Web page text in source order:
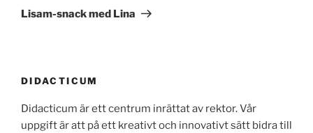
Post
Lisam-snack med Lina
DIDACTICUM
Didacticum är ett centrum inrättat av rektor. Vår
uppgift är att på ett kreativt och innovativt sätt bidra till